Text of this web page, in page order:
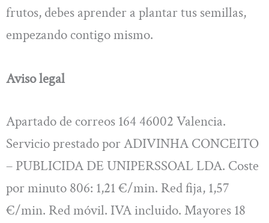
frutos, debes aprender a plantar tus semillas,
empezando contigo mismo.
Aviso legal
Apartado de correos 164 46002 Valencia.
Servicio prestado por ADIVINHA CONCEITO
– PUBLICIDA DE UNIPERSSOAL LDA. Coste
por minuto 806: 1,21 €/min. Red fija, 1,57
€/min. Red móvil. IVA incluido. Mayores 18